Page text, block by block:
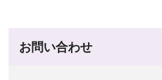
お問い合わせ